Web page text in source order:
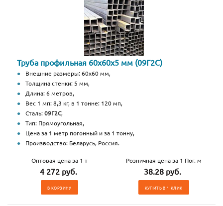
Труба профильная 60х60х5 мм (09Г2С)
Внешние размеры: 60х60 мм,
Толщина стенки: 5 мм,
Длина: 6 метров,
Вес 1 мп: 8,3 кг, в 1 тонне: 120 мп,
Сталь:09Г2С,
Тип: Прямоугольная,
Цена за 1 метр погонный и за 1 тонну,
Производство: Беларусь, Россия.
Оптовая цена за 1 т
4 272 руб.
В КОРЗИНУ
Розничная цена за 1 Пог. м
38.28 руб.
КУПИТЬ В 1 КЛИК